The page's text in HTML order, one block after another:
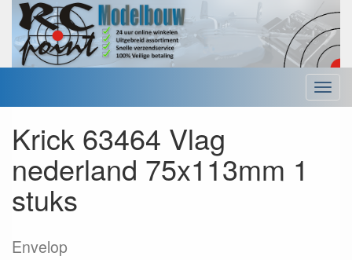
Menu
Krick 63464 Vlag
nederland 75x113mm 1
stuks
Envelop